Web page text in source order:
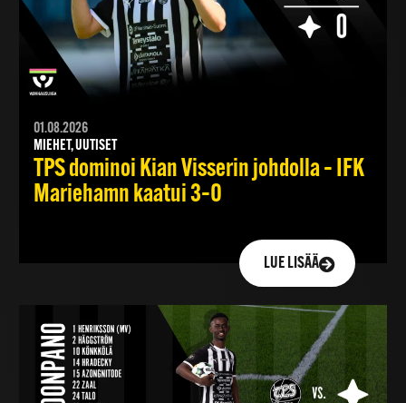
01.08.2026
MIEHET, UUTISET
TPS dominoi Kian Visserin johdolla – IFK
Mariehamn kaatui 3–0
LUE LISÄÄ